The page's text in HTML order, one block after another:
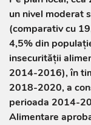
un nivel moderat
(comparativ cu
4,5% din
insecurității
2014-2016), în
2018-2020, a
perioada 2014-
Alimentare